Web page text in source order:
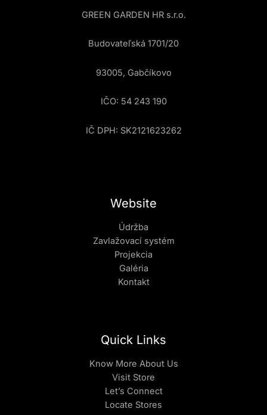
GREEN GARDEN HR s.r.o.
Budovateľská 1701/20
93005, Gabčíkovo
IČO: 54 243 190
IČ DPH: SK2121623262
Website
Údržba
Zavlažovací systém
Projekcia
Galéria
Kontakt
Quick Links
Know More About Us
Visit Store
Let’s Connect
Locate Stores